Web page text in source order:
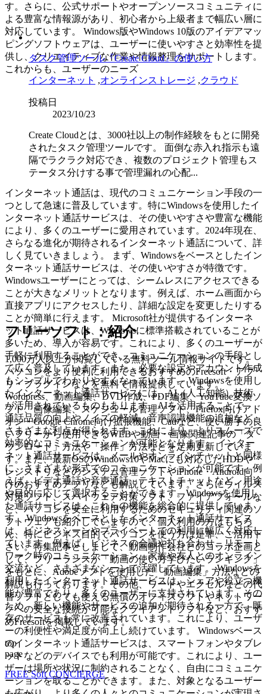
す。さらに、公式サポートやオープンソースコミュニティに
よる豊富な情報源があり、初心者から上級者まで幅広い層に
対応しています。 Windows版やWindows 10版のアイデアマッ
ピングソフトウェアは、ユーザーに使いやすさと効率性を提
供し、クリエイティブな作業や情報整理をサポートします。
これからも、ユーザーのニーズ
インターネット通話は、現代のコミュニケーション手段の一
つとして急速に普及しています。特にWindowsを使用したイ
ンターネット通話サービスは、その使いやすさや豊富な機能
により、多くのユーザーに愛用されています。2024年現在、
さらなる進化が期待されるインターネット通話について、詳
しく見ていきましょう。 まず、Windowsをベースとしたイン
ターネット通話サービスは、その使いやすさが特徴です。
Windowsユーザーにとっては、シームレスにアクセスできる
ことが大きなメリットとなります。例えば、ホーム画面から
直接アプリにアクセスしたり、詳細な設定を変更したりする
ことが簡単に行えます。 Microsoft社が提供するインターネ
ット通話サービスは、Windowsに標準搭載されていることが
多いため、導入が容易です。これにより、多くのユーザーが
手軽に利用することができ、コミュニケーションの手段とし
て広く普及しています。また、必要な設定やアカウント作成
もシンプルでわかりやすくなっています。 Windowsを使用し
たインターネット通話サービスには、AI（人工知能）技術
が活用されているものもあります。AIを活用することで、
通話品質の向上やノイズの軽減、音声認識機能の追加など、
さまざまな利点が得られます。これにより、よりスムーズで
効率的なコミュニケーションが可能となります。 インター
ネット通話サービスは、メールやオンラインチャットと同様
に、さまざまな形式でのコミュニケーションが可能です。例
えば、ビデオ通話や音声通話、テキストチャットなど、用途
や目的に応じて選択することができます。Windowsを使用し
た通話サービスは、これらの機能を総合的に提供していま
す。 Windowsをベースとしたインターネット通話サービス
は、ビジネスシーンやプライベートでの利用に幅広く対応し
ています。例えば、ビジネスの会議や打ち合わせ、リモート
ワーク時のコミュニケーション、家族や友人とのオンライン
交流など、さまざまなシーンで活躍しています。 Windowsを
利用したインターネット通話サービスは、シェアや役立つ機
能が豊富であり、多くのユーザーに支持されています。その
ため、新しい機能やサービスの追加が期待される一方で、既
存のサービスも常に改善されています。これにより、ユーザ
ーの利便性や満足度が向上し続けています。 Windowsベース
のインターネット通話サービスは、スマートフォンやタブレ
ットなどのデバイスでも利用が可能です。これにより、ユー
ザーは場所や状況に制約されることなく、自由にコミュニケ
ーションを取ることができます。また、対象となるユーザー
タスク管理ツール『Create Cloud』の使い方
インターネット ,オンラインストレージ ,クラウド
投稿日
2023/10/23
Create Cloudとは、3000社以上の制作経験をもとに開発
されたタスク管理ツールです。 面倒な赤入れ指示も遠
隔でラクラク対応でき、複数のプロジェクト管理もス
テータス分けする事で管理漏れの心配...
フリーソフト：紹介
1,000万人以上が閲覧している無料ツール情報サイトです。
パソコンをより便利に利用できるおすすめのFreesoft・アプ
リ・プラグインなどを無料で情報提供しています。
Wordpress、動画編集、DVD作成、PDF編集、YouTube変換ソ
フト、画像編集、スケジュール管理ソフト、Firefox向けアド
オン・Google Chrome向け拡張機能、Cadなど、使い勝手の良
いフリーから使用できるWEBや動画・画像関連記事の「ダ
ウンロード」方法や「操作」方法などを定期更新していま
す。また、最新OSのWindows10やMacにも対応したHDDや
レジストリなどのシステム管理ソフトやiPhone・Android向
けのおすすめアプリなども解説しています。さらにウイルス
対策ソフト、スパイウェア対策ソフト、ファイアフォールな
ど、パソコンを安全に利用するためのセキュリティ関連のソ
フトウェアも紹介していますので、個人利用の方はもちろ
ん、特にビジネス目的でパソコンを使う方は是非、ご活用下
さい。特集記事としまして、動画制作会社とのコラボ企画と
して、フリーランスが「動画の使い方学びたいランキング」
をもとに、Adobeソフトを使用した「動画編集」方法などの
解説も行っております。その他、ワードやエクセルなどの代
替ソフトとしても使える無償のオフィスソフトやネットワー
クへの安全な接続が可能なクライアントソフトなど、おすす
めFreesoftを掲載しています。
top
page
FREE Soft CONCIERGE